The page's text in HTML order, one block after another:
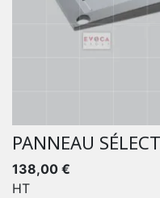
PANNEAU
138,00 €
HT